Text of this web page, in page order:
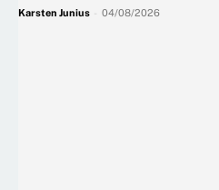
Karsten Junius 04/08/2026